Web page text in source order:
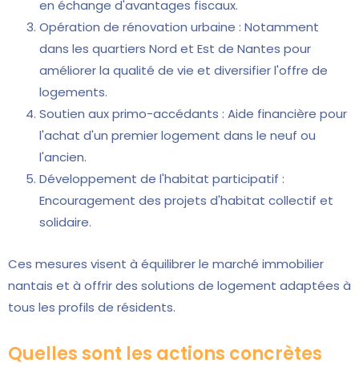
en échange d'avantages fiscaux.
Opération de rénovation urbaine : Notamment
dans les quartiers Nord et Est de Nantes pour
améliorer la qualité de vie et diversifier l'offre de
logements.
Soutien aux primo-accédants : Aide financière pour
l'achat d'un premier logement dans le neuf ou
l'ancien.
Développement de l'habitat participatif :
Encouragement des projets d'habitat collectif et
solidaire.
Ces mesures visent à équilibrer le marché immobilier
nantais et à offrir des solutions de logement adaptées à
tous les profils de résidents.
Quelles sont les actions concrètes